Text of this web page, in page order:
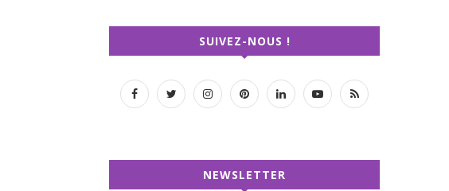
SUIVEZ-NOUS !
NEWSLETTER